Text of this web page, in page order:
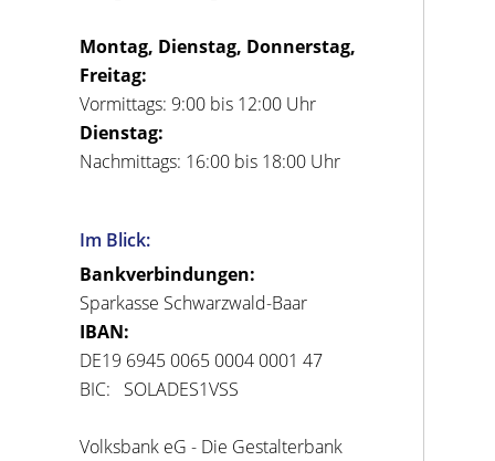
Montag, Dienstag, Donnerstag,
Freitag:
Vormittags: 9:00 bis 12:00 Uhr
Dienstag:
Nachmittags: 16:00 bis 18:00 Uhr
Im Blick:
Bankverbindungen:
Sparkasse Schwarzwald-Baar
IBAN:
DE19 6945 0065 0004 0001 47
BIC: SOLADES1VSS
Volksbank eG - Die Gestalterbank